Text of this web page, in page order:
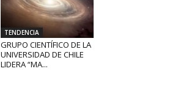
TENDENCIA
GRUPO CIENTÍFICO DE LA
UNIVERSIDAD DE CHILE
LIDERA “MA...